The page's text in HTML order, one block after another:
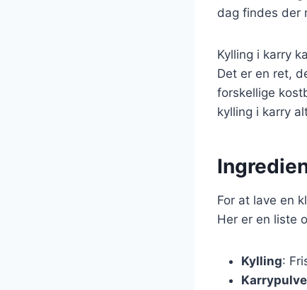
dag findes der
Kylling i karry
Det er en ret,
forskellige
kylling i karry
For at lave en
Her er en liste
Kylling: